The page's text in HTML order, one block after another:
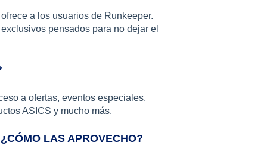
a los usuarios de Runkeeper.
pensados para no dejar el
a ofertas, eventos especiales,
ASICS y mucho más.
LAS APROVECHO?